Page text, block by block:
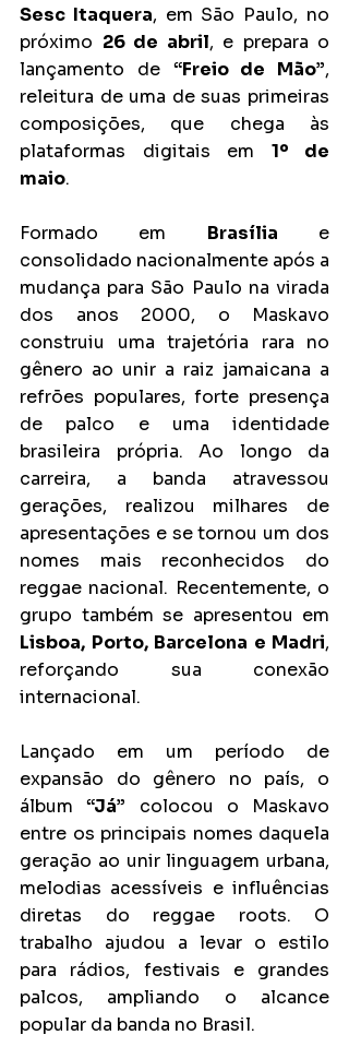
Sesc Itaquera, em São Paulo, no
próximo 26 de abril, e prepara o
lançamento de “Freio de Mão”,
releitura de uma de suas primeiras
composições, que chega às
plataformas digitais em 1º de
maio.
Formado em Brasília e
consolidado nacionalmente após a
mudança para São Paulo na virada
dos anos 2000, o Maskavo
construiu uma trajetória rara no
gênero ao unir a raiz jamaicana a
refrões populares, forte presença
de palco e uma identidade
brasileira própria. Ao longo da
carreira, a banda atravessou
gerações, realizou milhares de
apresentações e se tornou um dos
nomes mais reconhecidos do
reggae nacional. Recentemente, o
Lisboa, Porto, Barcelona e Madri,
reforçando sua conexão
internacional.
Lançado em um período de
expansão do gênero no país, o
álbum “Já” colocou o Maskavo
entre os principais nomes daquela
geração ao unir linguagem urbana,
melodias acessíveis e influências
diretas do reggae roots. O
trabalho ajudou a levar o estilo
para rádios, festivais e grandes
palcos, ampliando o alcance
popular da banda no Brasil.